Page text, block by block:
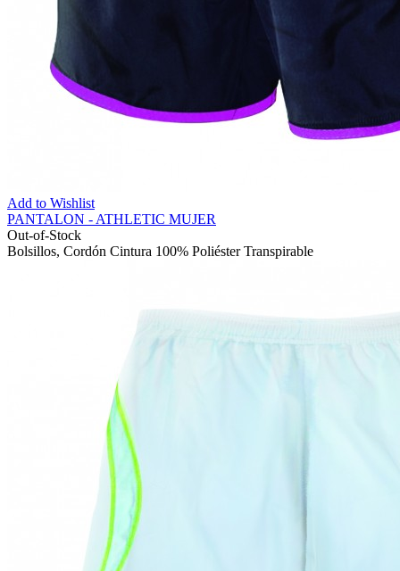
Add to Wishlist
PANTALON - ATHLETIC MUJER
Out-of-Stock
Bolsillos, Cordón Cintura 100% Poliéster Transpirable